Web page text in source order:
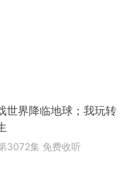
世界降临地球；我玩转
3072集 免费收听